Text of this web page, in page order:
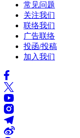
常见问题
关注我们
联络我们
广告联络
投函/投稿
加入我们